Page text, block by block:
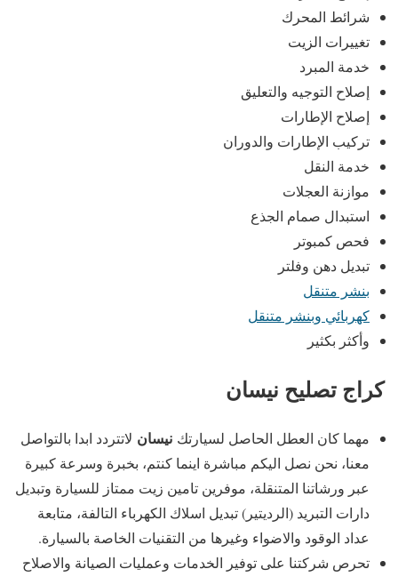
شرائط المحرك
تغييرات الزيت
خدمة المبرد
إصلاح التوجيه والتعليق
إصلاح الإطارات
تركيب الإطارات والدوران
خدمة النقل
موازنة العجلات
استبدال صمام الجذع
فحص كمبوتر
تبديل دهن وفلتر
بنشر متنقل
كهربائي وبنشر متنقل
وأكثر بكثير
كراج تصليح نيسان
مهما كان العطل الحاصل لسيارتك نيسان لاتتردد ابدا بالتواصل
معنا، نحن نصل اليكم مباشرة اينما كنتم، بخبرة وسرعة كبيرة
عبر ورشاتنا المتنقلة، موفرين تامين زيت ممتاز للسيارة وتبديل
دارات التبريد (الرديتير) تبديل اسلاك الكهرباء التالفة، متابعة
عداد الوقود والاضواء وغيرها من التقنيات الخاصة بالسيارة.
تحرص شركتنا على توفير الخدمات وعمليات الصيانة والاصلاح